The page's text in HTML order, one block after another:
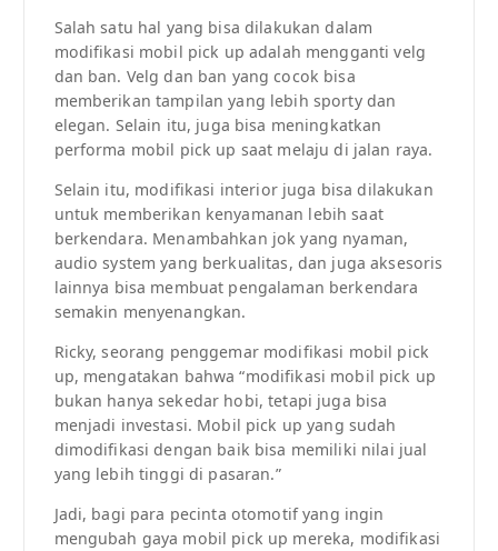
Salah satu hal yang bisa dilakukan dalam
modifikasi mobil pick up adalah mengganti velg
dan ban. Velg dan ban yang cocok bisa
memberikan tampilan yang lebih sporty dan
elegan. Selain itu, juga bisa meningkatkan
performa mobil pick up saat melaju di jalan raya.
Selain itu, modifikasi interior juga bisa dilakukan
untuk memberikan kenyamanan lebih saat
berkendara. Menambahkan jok yang nyaman,
audio system yang berkualitas, dan juga aksesoris
lainnya bisa membuat pengalaman berkendara
semakin menyenangkan.
Ricky, seorang penggemar modifikasi mobil pick
up, mengatakan bahwa “modifikasi mobil pick up
bukan hanya sekedar hobi, tetapi juga bisa
menjadi investasi. Mobil pick up yang sudah
dimodifikasi dengan baik bisa memiliki nilai jual
yang lebih tinggi di pasaran.”
Jadi, bagi para pecinta otomotif yang ingin
mengubah gaya mobil pick up mereka, modifikasi